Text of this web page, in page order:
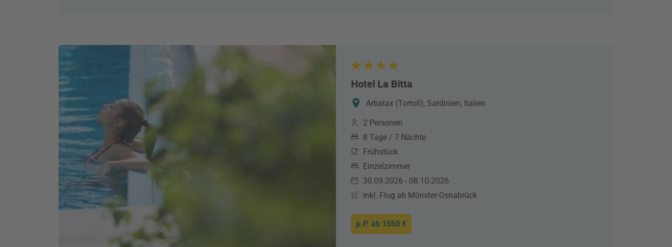
Hotel La Bitta
Arbatax (Tortoli), Sardinien, Italien
2 Personen
8 Tage / 7 Nächte
Frühstück
Einzelzimmer
30.09.2026 - 08.10.2026
inkl. Flug ab Münster-Osnabrück
p.P. ab 1550 €